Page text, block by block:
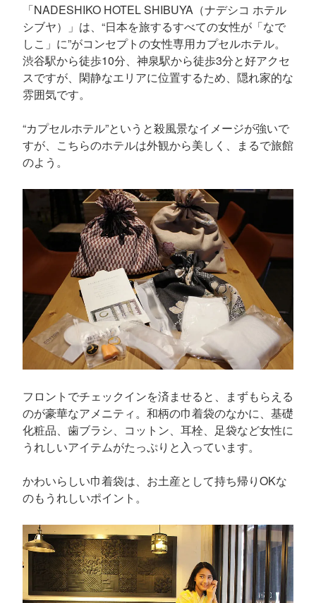
「NADESHIKO HOTEL SHIBUYA（ナデシコ ホテル
シブヤ）」は、“日本を旅するすべての女性が「なで
しこ」に”がコンセプトの女性専用カプセルホテル。
渋谷駅から徒歩10分、神泉駅から徒歩3分と好アクセ
スですが、閑静なエリアに位置するため、隠れ家的な
雰囲気です。
“カプセルホテル”というと殺風景なイメージが強いで
すが、こちらのホテルは外観から美しく、まるで旅館
のよう。
フロントでチェックインを済ませると、まずもらえる
のが豪華なアメニティ。和柄の巾着袋のなかに、基礎
化粧品、歯ブラシ、コットン、耳栓、足袋など女性に
うれしいアイテムがたっぷりと入っています。
かわいらしい巾着袋は、お土産として持ち帰りOKな
のもうれしいポイント。